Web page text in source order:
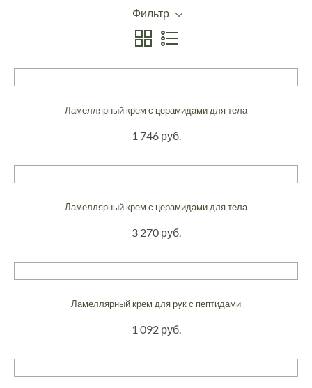
Фильтр
Ламеллярный крем с церамидами для тела
1 746 руб.
Ламеллярный крем с церамидами для тела
3 270 руб.
Ламеллярный крем для рук с пептидами
1 092 руб.